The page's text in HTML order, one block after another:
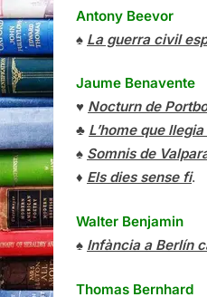
Antony Beevor
♠ La guerra civil
Jaume Benavente
♥ Nocturn de
♣ L’home que
♠ Somnis de
♦ Els dies sense fi.
Walter Benjamin
♠ Infància a Berlín
Thomas Bernhard